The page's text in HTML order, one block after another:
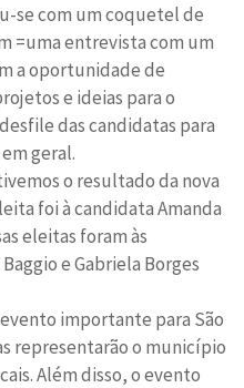
se com um coquetel de
=uma entrevista com um
a oportunidade de
e ideias para o
das candidatas para
geral.
o resultado da nova
foi à candidata Amanda
eleitas foram às
e Gabriela Borges
importante para São
representarão o município
Além disso, o evento